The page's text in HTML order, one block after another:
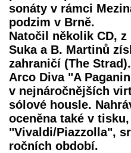
sonáty v rámci
podzim v Brně.
Natočil několik CD,
Suka a B. Martinů
zahraničí (The
Arco Diva "A
v nejnáročnějších
sólové housle.
oceněna také v
"Vivaldi/Piazzolla",
ročních období.